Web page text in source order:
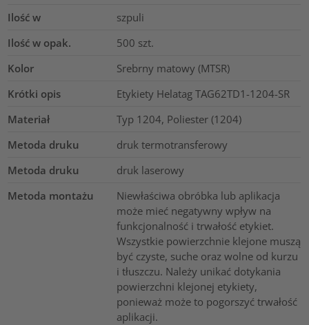
Ilość w
szpuli
Ilość w opak.
500 szt.
Kolor
Srebrny matowy (MTSR)
Krótki opis
Etykiety Helatag TAG62TD1-1204-SR
Materiał
Typ 1204, Poliester (1204)
Metoda druku
druk termotransferowy
Metoda druku
druk laserowy
Metoda montażu
Niewłaściwa obróbka lub aplikacja
może mieć negatywny wpływ na
funkcjonalność i trwałość etykiet.
Wszystkie powierzchnie klejone muszą
być czyste, suche oraz wolne od kurzu
i tłuszczu. Należy unikać dotykania
powierzchni klejonej etykiety,
ponieważ może to pogorszyć trwałość
aplikacji.